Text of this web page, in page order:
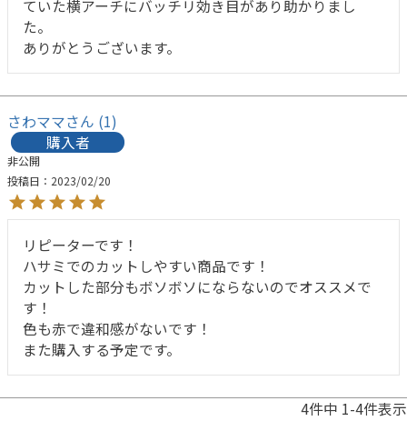
ていた横アーチにバッチリ効き目があり助かりまし
た。
ありがとうございます。
さわママ
1
購入者
非公開
投稿日
2023/02/20
リピーターです！
ハサミでのカットしやすい商品です！
カットした部分もボソボソにならないのでオススメで
す！
色も赤で違和感がないです！
4件中 1-4件表示